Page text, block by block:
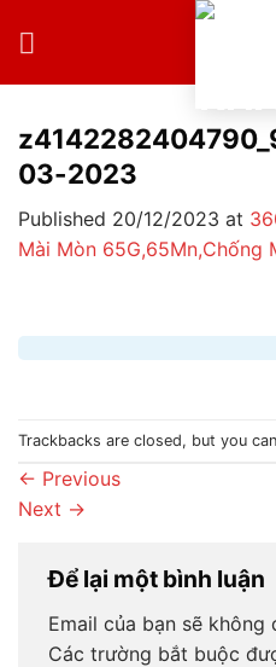
03-2023
Published 20/12/2023 at
Mài Mòn 65G,65Mn,Chống
Trackbacks are closed, but you can
← Previous
Next →
Để lại một bình luận
Email của bạn sẽ
Các trường bắt buộc